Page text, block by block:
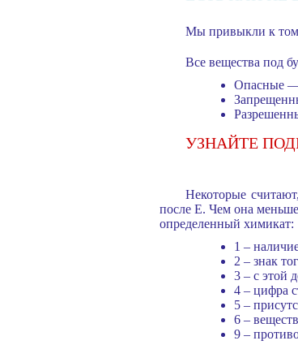
Мы привыкли к
Все вещества под
Опасные —
УЗНАЙТЕ
Некоторые
после E. Чем она
определенный химикат:
1 –
2 – знак
3 – с этой
4 – цифра
5 –
6 –
9 –